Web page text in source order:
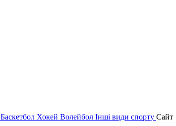
Баскетбол Хокей Волейбол Інші види спорту Сайт